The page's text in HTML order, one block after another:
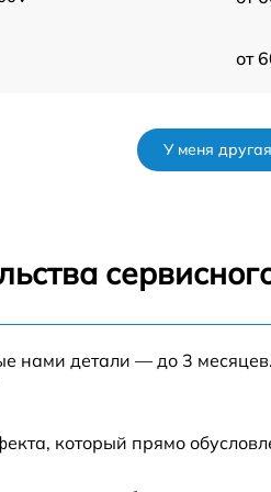
от
от
У меня
нами детали — до 3 месяцев.
который прямо